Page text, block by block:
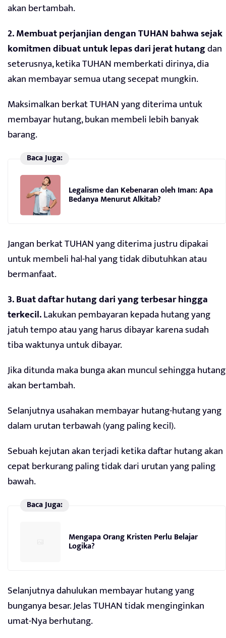
akan bertambah.
2. Membuat perjanjian dengan TUHAN bahwa sejak
komitmen dibuat untuk lepas dari jerat hutangdan
seterusnya, ketika TUHAN memberkati dirinya, dia
akan membayar semua utang secepat mungkin.
Maksimalkan berkat TUHAN yang diterima untuk
membayar hutang, bukan membeli lebih banyak
barang.
Baca Juga:
Legalisme dan Kebenaran oleh Iman: Apa
Bedanya Menurut Alkitab?
Jangan berkat TUHAN yang diterima justru dipakai
untuk membeli hal-hal yang tidak dibutuhkan atau
bermanfaat.
3. Buat daftar hutang dari yang terbesar hingga
terkecil.Lakukan pembayaran kepada hutang yang
jatuh tempo atau yang harus dibayar karena sudah
tiba waktunya untuk dibayar.
Jika ditunda maka bunga akan muncul sehingga hutang
akan bertambah.
Selanjutnya usahakan membayar hutang-hutang yang
dalam urutan terbawah (yang paling kecil).
Sebuah kejutan akan terjadi ketika daftar hutang akan
cepat berkurang paling tidak dari urutan yang paling
bawah.
Baca Juga:
Mengapa Orang Kristen Perlu Belajar
Logika?
Selanjutnya dahulukan membayar hutang yang
bunganya besar. Jelas TUHAN tidak menginginkan
umat-Nya berhutang.